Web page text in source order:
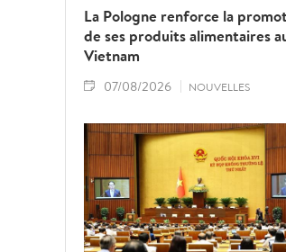
La Pologne renforce la
de ses produits alimentaires
Vietnam
07/08/2026 NOUVELLES